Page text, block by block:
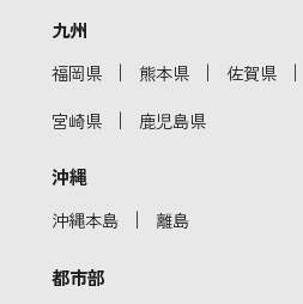
九州
福岡県 ｜ 熊本県 ｜ 佐賀県 ｜
宮崎県 ｜ 鹿児島県
沖縄
沖縄本島 ｜ 離島
都市部